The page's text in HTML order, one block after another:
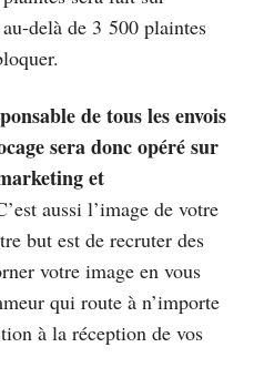
delà de 3 500 plaintes
de tous les envois
sera donc opéré sur
et
aussi l’image de votre
but est de recruter des
votre image en vous
qui route à n’importe
à la réception de vos